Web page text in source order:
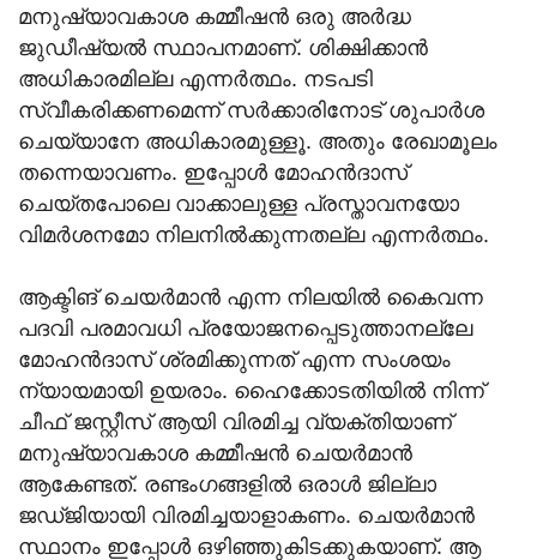
മനുഷ്യാവകാശ കമ്മീഷന്‍ ഒരു അര്‍ദ്ധ
ജുഡീഷ്യല്‍ സ്ഥാപനമാണ്. ശിക്ഷിക്കാന്‍
അധികാരമില്ല എന്നര്‍ത്ഥം. നടപടി
സ്വീകരിക്കണമെന്ന് സര്‍ക്കാരിനോട് ശുപാര്‍ശ
ചെയ്യാനേ അധികാരമുള്ളൂ. അതും രേഖാമൂലം
തന്നെയാവണം. ഇപ്പോള്‍ മോഹന്‍ദാസ്
ചെയ്തപോലെ വാക്കാലുള്ള പ്രസ്താവനയോ
വിമര്‍ശനമോ നിലനില്‍ക്കുന്നതല്ല എന്നര്‍ത്ഥം.
ആക്ടിങ് ചെയര്‍മാന്‍ എന്ന നിലയില്‍ കൈവന്ന
പദവി പരമാവധി പ്രയോജനപ്പെടുത്താനല്ലേ
മോഹന്‍ദാസ് ശ്രമിക്കുന്നത് എന്ന സംശയം
ന്യായമായി ഉയരാം. ഹൈക്കോടതിയില്‍ നിന്ന്
ചീഫ് ജസ്റ്റീസ് ആയി വിരമിച്ച വ്യക്തിയാണ്
മനുഷ്യാവകാശ കമ്മീഷന്‍ ചെയര്‍മാന്‍
ആകേണ്ടത്. രണ്ടംഗങ്ങളില്‍ ഒരാള്‍ ജില്ലാ
ജഡ്ജിയായി വിരമിച്ചയാളാകണം. ചെയര്‍മാന്‍
സ്ഥാനം ഇപ്പോള്‍ ഒഴിഞ്ഞുകിടക്കുകയാണ്. ആ